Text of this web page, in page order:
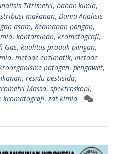
Titrimetri, bahan kimia,
makanan, Dunia Analisis
asam, Keamanan pangan,
, kontaminan, kromatografi,
Gas, kualitas produk pangan,
, metode enzimatik, metode
patogen, pengawet,
, residu pestisida,
Massa, spektroskopi,
kromatografi, zat kimia